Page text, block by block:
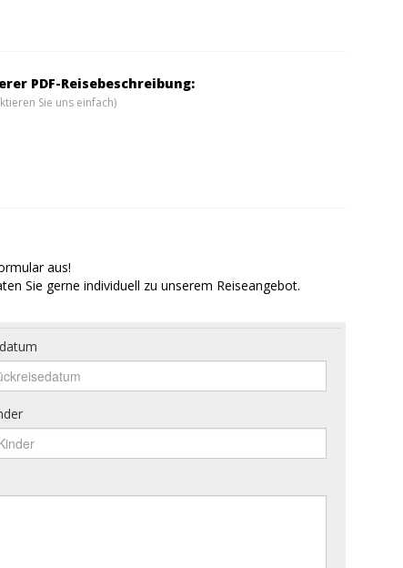
PDF-Reisebeschreibung:
Sie uns einfach)
aus!
Sie gerne individuell zu unserem Reiseangebot.